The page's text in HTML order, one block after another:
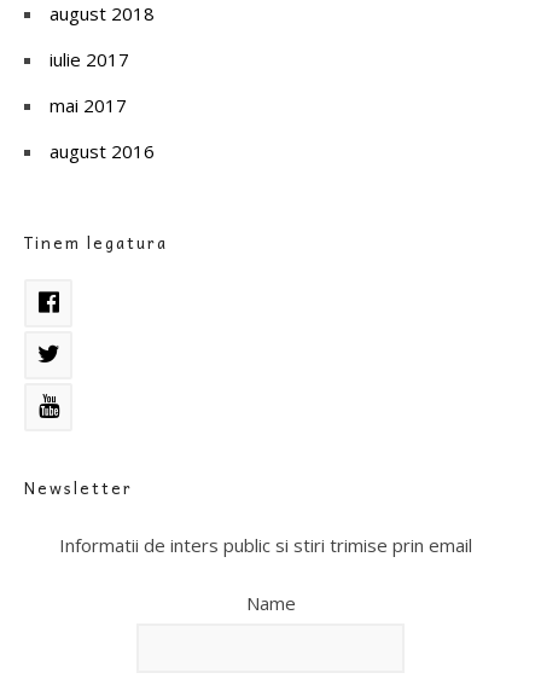
august 2018
iulie 2017
mai 2017
august 2016
Tinem legatura
Newsletter
Informatii de inters public si stiri trimise prin email
Name